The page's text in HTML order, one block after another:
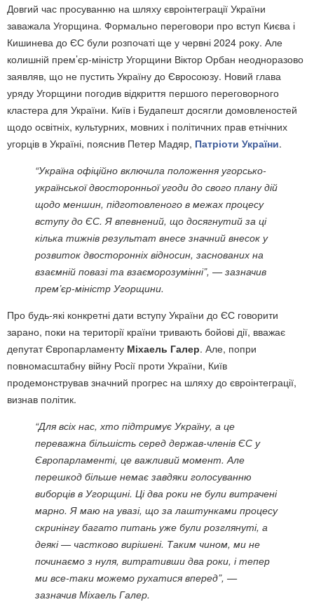
Довгий час просуванню на шляху євроінтеграції України
заважала Угорщина. Формально переговори про вступ Києва і
Кишинева до ЄС були розпочаті ще у червні 2024 року. Але
колишній прем’єр-міністр Угорщини Віктор Орбан неодноразово
заявляв, що не пустить Україну до Євросоюзу. Новий глава
уряду Угорщини погодив відкриття першого переговорного
кластера для України. Київ і Будапешт досягли домовленостей
щодо освітніх, культурних, мовних і політичних прав етнічних
угорців в Україні, пояснив Петер Мадяр, Патріоти України.
“Україна офіційно включила положення угорсько-
української двосторонньої угоди до свого плану дій
щодо меншин, підготовленого в межах процесу
вступу до ЄС. Я впевнений, що досягнутий за ці
кілька тижнів результат внесе значний внесок у
розвиток двосторонніх відносин, заснованих на
взаємній повазі та взаєморозумінні”, — зазначив
прем’єр-міністр Угорщини.
Про будь-які конкретні дати вступу України до ЄС говорити
зарано, поки на території країни тривають бойові дії, вважає
депутат Європарламенту Міхаель Галер. Але, попри
повномасштабну війну Росії проти України, Київ
продемонстрував значний прогрес на шляху до євроінтеграції,
визнав політик.
“Для всіх нас, хто підтримує Україну, а це
переважна більшість серед держав-членів ЄС у
Європарламенті, це важливий момент. Але
перешкод більше немає завдяки голосуванню
виборців в Угорщині. Ці два роки не були витрачені
марно. Я маю на увазі, що за лаштунками процесу
скринінгу багато питань уже були розглянуті, а
деякі — частково вирішені. Таким чином, ми не
починаємо з нуля, витративши два роки, і тепер
ми все-таки можемо рухатися вперед”, —
зазначив Міхаель Галер.